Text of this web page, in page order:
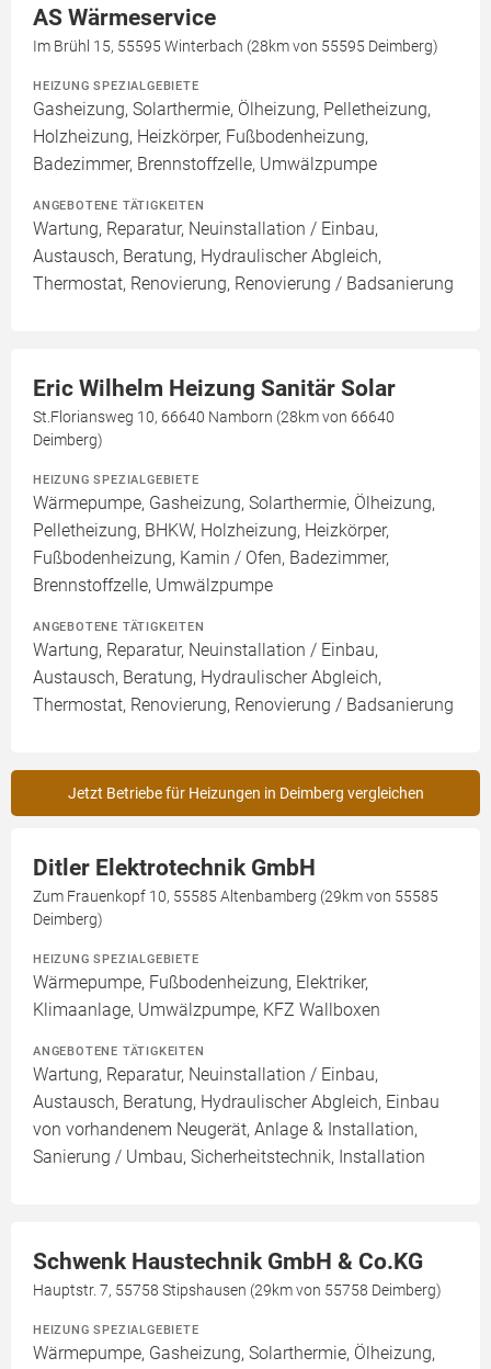
AS Wärmeservice
Im Brühl 15, 55595 Winterbach (28km von 55595 Deimberg)
HEIZUNG SPEZIALGEBIETE
Gasheizung, Solarthermie, Ölheizung, Pelletheizung,
Holzheizung, Heizkörper, Fußbodenheizung,
Badezimmer, Brennstoffzelle, Umwälzpumpe
ANGEBOTENE TÄTIGKEITEN
Wartung, Reparatur, Neuinstallation / Einbau,
Austausch, Beratung, Hydraulischer Abgleich,
Thermostat, Renovierung, Renovierung / Badsanierung
Eric Wilhelm Heizung Sanitär Solar
St.Floriansweg 10, 66640 Namborn (28km von 66640
Deimberg)
HEIZUNG SPEZIALGEBIETE
Wärmepumpe, Gasheizung, Solarthermie, Ölheizung,
Pelletheizung, BHKW, Holzheizung, Heizkörper,
Fußbodenheizung, Kamin / Ofen, Badezimmer,
Brennstoffzelle, Umwälzpumpe
ANGEBOTENE TÄTIGKEITEN
Wartung, Reparatur, Neuinstallation / Einbau,
Austausch, Beratung, Hydraulischer Abgleich,
Thermostat, Renovierung, Renovierung / Badsanierung
Jetzt Betriebe für Heizungen in Deimberg vergleichen
Ditler Elektrotechnik GmbH
Zum Frauenkopf 10, 55585 Altenbamberg (29km von 55585
Deimberg)
HEIZUNG SPEZIALGEBIETE
Wärmepumpe, Fußbodenheizung, Elektriker,
Klimaanlage, Umwälzpumpe, KFZ Wallboxen
ANGEBOTENE TÄTIGKEITEN
Wartung, Reparatur, Neuinstallation / Einbau,
Austausch, Beratung, Hydraulischer Abgleich, Einbau
von vorhandenem Neugerät, Anlage & Installation,
Sanierung / Umbau, Sicherheitstechnik, Installation
Schwenk Haustechnik GmbH & Co.KG
Hauptstr. 7, 55758 Stipshausen (29km von 55758 Deimberg)
HEIZUNG SPEZIALGEBIETE
Wärmepumpe, Gasheizung, Solarthermie, Ölheizung,